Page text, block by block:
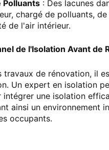
Polluants : Des lacunes
chargé de polluants,
de l'air intérieur.
de l'Isolation Avant de
travaux de rénovation, il
Un expert en isolation
intégrer une isolation
ainsi un environnement
occupants.